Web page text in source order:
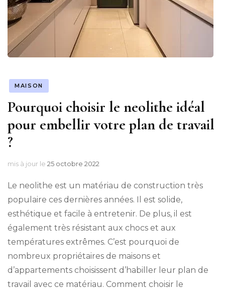
MAISON
Pourquoi choisir le neolithe idéal
pour embellir votre plan de travail
?
mis à jour le 25 octobre 2022
Le neolithe est un matériau de construction très
populaire ces dernières années. Il est solide,
esthétique et facile à entretenir. De plus, il est
également très résistant aux chocs et aux
températures extrêmes. C’est pourquoi de
nombreux propriétaires de maisons et
d’appartements choisissent d’habiller leur plan de
travail avec ce matériau. Comment choisir le